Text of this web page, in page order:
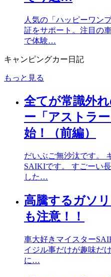
人気の「ハッピーワン
証をサポート。注目の
で体験…
キャンピングカー日記
もっと見る
全てが常識外
ー「アストラ
始！（前編）
だいぶご無沙汰です。
SAIKIです。 すごーい
した…
高騰するガソ
も注意！！
車大好きマイスター
イジル事だけが趣味だ
に…